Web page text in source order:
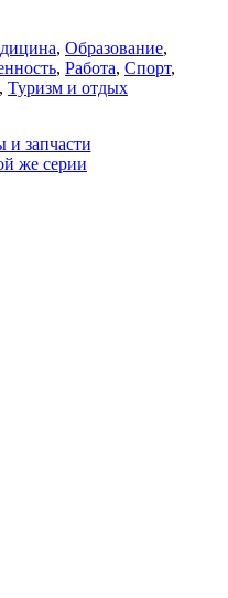
, Образование,
, Работа, Спорт,
, Туризм и отдых
и запчасти
же серии